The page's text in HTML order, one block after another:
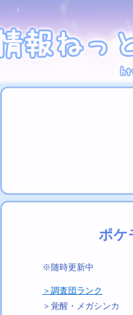
ポケ
※随時更新中
＞調査団ランク
＞覚醒・メガシンカ